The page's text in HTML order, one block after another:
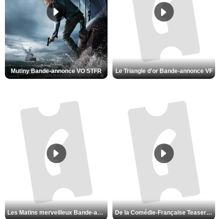
Mutiny Bande-annonce VO STFR Le Triangle d'or Bande-annonce VF
Les Matins merveilleux Bande-annonce VF De la Comédie-Française Teaser VF